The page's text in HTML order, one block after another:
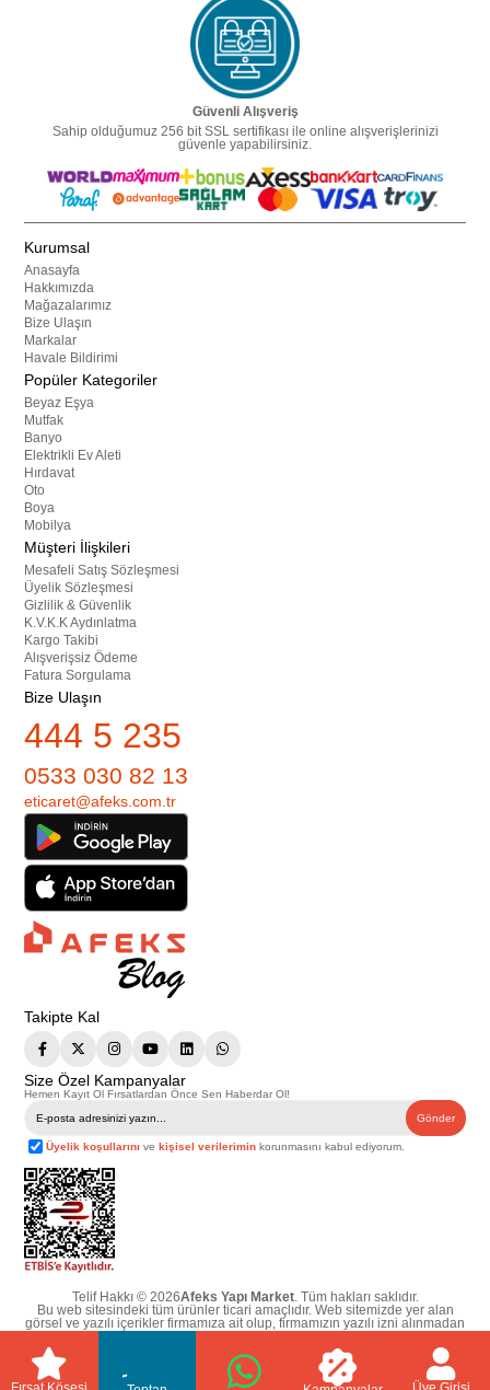
Güvenli Alışveriş
Sahip olduğumuz 256 bit SSL sertifikası ile online alışverişlerinizi
güvenle yapabilirsiniz.
Kurumsal
Anasayfa
Hakkımızda
Mağazalarımız
Bize Ulaşın
Markalar
Havale Bildirimi
Popüler Kategoriler
Beyaz Eşya
Mutfak
Banyo
Elektrikli Ev Aleti
Hırdavat
Oto
Boya
Mobilya
Müşteri İlişkileri
Mesafeli Satış Sözleşmesi
Üyelik Sözleşmesi
Gizlilik & Güvenlik
K.V.K.K Aydınlatma
Kargo Takibi
Alışverişsiz Ödeme
Fatura Sorgulama
Bize Ulaşın
444 5 235
0533 030 82 13
eticaret@afeks.com.tr
Takipte Kal
Size Özel Kampanyalar
Hemen Kayıt Ol Fırsatlardan Önce Sen Haberdar Ol!
Gönder
Üyelik koşullarını vekişisel verilerimin korunmasını kabul ediyorum.
Telif Hakkı © 2026Afeks Yapı Market. Tüm hakları saklıdır.
Bu web sitesindeki tüm ürünler ticari amaçlıdır. Web sitemizde yer alan
görsel ve yazılı içerikler firmamıza ait olup, firmamızın yazılı izni alınmadan
hiçbir yazılı/görsel içerik, logo, kopyalanamaz, kaynak gösterilemez ve
başka yerlerde kullanılamaz. İçeriklerin izin alınmadan kopyalanması ve
kullanılması 5846 sayılı Fikir ve Sanat Eserleri Yasasına göre suçtur.